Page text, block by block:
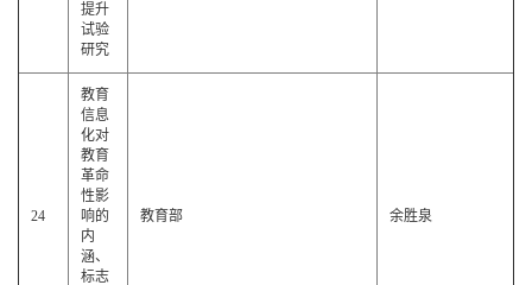
提升
试验
研究
24
教育
信息
化对
教育
革命
性影
响的
内
涵、
标志
教育部 余胜泉